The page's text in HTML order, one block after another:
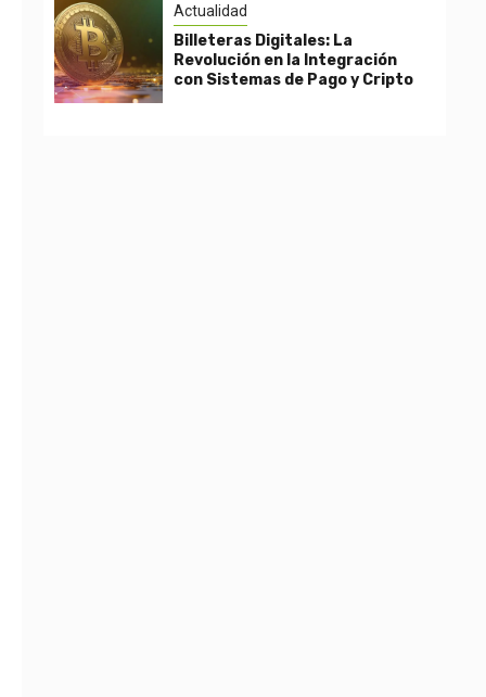
Actualidad
Billeteras Digitales: La
Revolución en la Integración
con Sistemas de Pago y Cripto